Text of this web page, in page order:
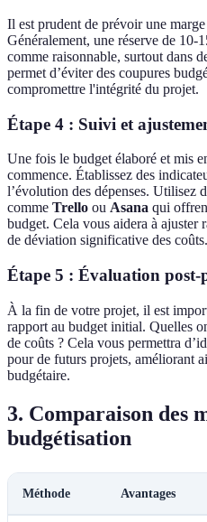
Il est prudent de prévoir une
Généralement, une réserve de 10-
comme raisonnable, surtout dans
permet d’éviter des coupures
compromettre l'intégrité du projet.
Étape 4 : Suivi et
Une fois le budget élaboré et mis
commence. Établissez des
l’évolution des dépenses. Utilisez
comme Trello ou Asana qui
budget. Cela vous aidera à ajuster
de déviation significative des coûts.
Étape 5 : Évaluation post-
À la fin de votre projet, il est
rapport au budget initial. Quelles
de coûts ? Cela vous permettra
pour de futurs projets, améliorant
budgétaire.
3. Comparaison des
budgétisation
Méthode Avantages